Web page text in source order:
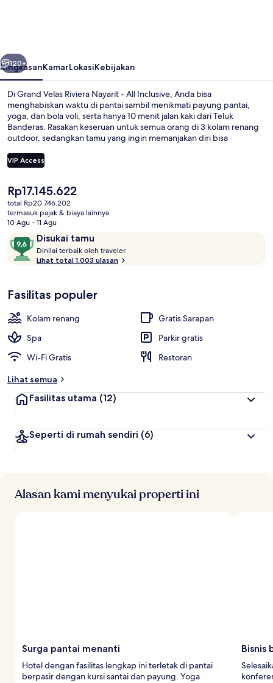
All
Inclusive
Berikutnya
120+
RingkasanKamarLokasiKebijakan
Di Grand Velas Riviera Nayarit - All Inclusive, Anda bisa
menghabiskan waktu di pantai sambil menikmati payung pantai,
yoga, dan bola voli, serta hanya 10 menit jalan kaki dari Teluk
Banderas. Rasakan keseruan untuk semua orang di 3 kolam renang
outdoor, sedangkan tamu yang ingin memanjakan diri bisa
aromaterapi, dan hidroterapi. Frida merupakan salah satu 5 restoran
yang menyajikan masakan Meksiko dan buka untuk makan malam.
tepi kolam renang, dan pusat kebugaran. Para traveler menyukai
staf.
VIP Access
Harga
saat
ini
Rp17.145.622
Rp17.145.622
total Rp20.746.202
termasuk pajak & biaya lainnya
10 Agu - 11 Agu
Ulasan Disukai tamu
9,6
dari
10,
tamu
Dinilai terbaik oleh traveler
i
l
r
a
Lihat total 1.003 ulasan
Fasilitas populer
Kolam renang
Gratis Sarapan
Spa
Parkir gratis
Wi-Fi Gratis
Restoran
Lihat semua
Fasilitas utama (12)
Seperti di rumah sendiri (6)
Alasan kami menyukai properti ini
Surga pantai menanti
Hotel dengan fasilitas lengkap ini terletak di pantai
berpasir dengan kursi santai dan payung. Yoga
Bisnis